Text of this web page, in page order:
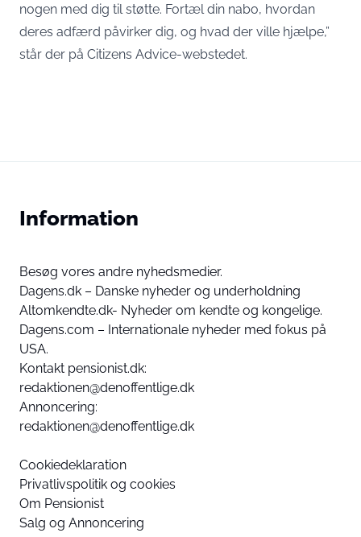
nogen med dig til støtte. Fortæl din nabo, hvordan
deres adfærd påvirker dig, og hvad der ville hjælpe,”
står der på Citizens Advice-webstedet.
Information
Besøg vores andre nyhedsmedier.
Dagens.dk – Danske nyheder og underholdning
Altomkendte.dk- Nyheder om kendte og kongelige.
Dagens.com – Internationale nyheder med fokus på
USA.
Kontakt pensionist.dk:
redaktionen@denoffentlige.dk
Annoncering:
redaktionen@denoffentlige.dk
Cookiedeklaration
Privatlivspolitik og cookies
Om Pensionist
Salg og Annoncering